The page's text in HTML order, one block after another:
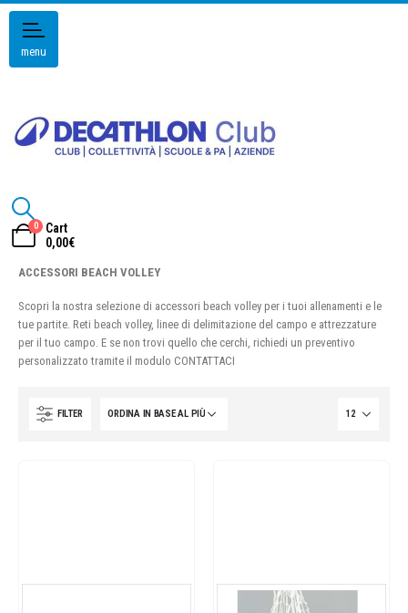
menu
0
Cart
0,00€
ACCESSORI BEACH VOLLEY
Scopri la nostra selezione di accessori beach volley per i tuoi allenamenti e le
tue partite. Reti beach volley, linee di delimitazione del campo e attrezzature
per il tuo campo. E se non trovi quello che cerchi, richiedi un preventivo
personalizzato tramite il modulo CONTATTACI
FILTER